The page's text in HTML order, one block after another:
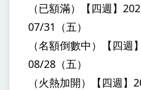
（已額滿）【四週】
07/31（五）
（名額倒數中）【四
08/28（五）
（火熱加開）【四週